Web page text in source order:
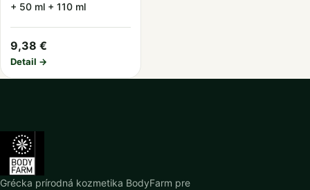
+ 50 ml + 110 ml
9,38 €
Detail →
Grécka prírodná kozmetika BodyFarm pre